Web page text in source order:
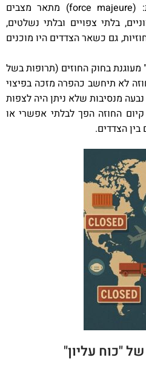
המונח "כוח עליון") בצרפתית: (force majeure) מתאר מצבים
בלתי צפויים ובלתי נשלטים,
גם כשאר הצדדים היו מוכנים
מעוגנת בחוק החוזים (תרופות בשל
לא תיחשב כהפרה מזכה בפיצוי
מנסיבות שלא ניתן היה לצפות
החוזה הפך לבלתי אפשרי או
הצדדים.
"כוח עליון"